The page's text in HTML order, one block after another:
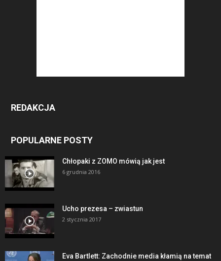
REDAKCJA
POPULARNE POSTY
Chłopaki z ZOMO mówią jak jest
6 grudnia 2016
Ucho prezesa – zwiastun
2 stycznia 2017
Eva Bartlett: Zachodnie media kłamią na temat